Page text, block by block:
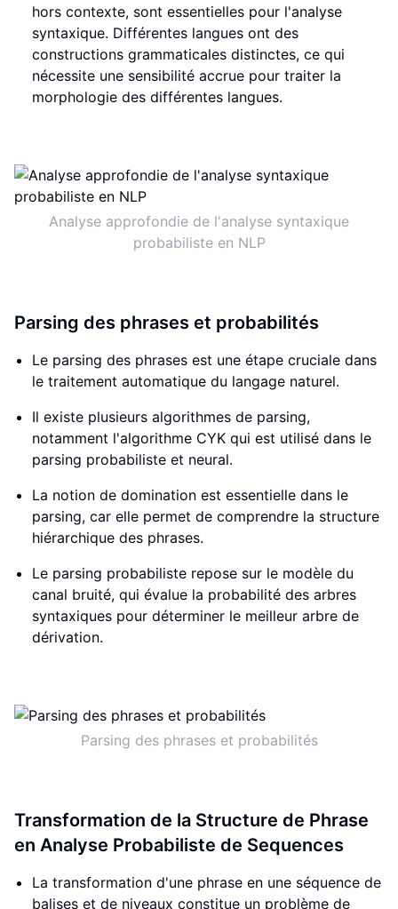
hors contexte, sont essentielles pour l'analyse
syntaxique. Différentes langues ont des
constructions grammaticales distinctes, ce qui
nécessite une sensibilité accrue pour traiter la
morphologie des différentes langues.
Analyse approfondie de l'analyse syntaxique
probabiliste en NLP
Parsing des phrases et probabilités
Le parsing des phrases est une étape cruciale dans
le traitement automatique du langage naturel.
Il existe plusieurs algorithmes de parsing,
notamment l'algorithme CYK qui est utilisé dans le
parsing probabiliste et neural.
La notion de domination est essentielle dans le
parsing, car elle permet de comprendre la structure
hiérarchique des phrases.
Le parsing probabiliste repose sur le modèle du
canal bruité, qui évalue la probabilité des arbres
syntaxiques pour déterminer le meilleur arbre de
dérivation.
Parsing des phrases et probabilités
Transformation de la Structure de Phrase
en Analyse Probabiliste de Sequences
La transformation d'une phrase en une séquence de
balises et de niveaux constitue un problème de